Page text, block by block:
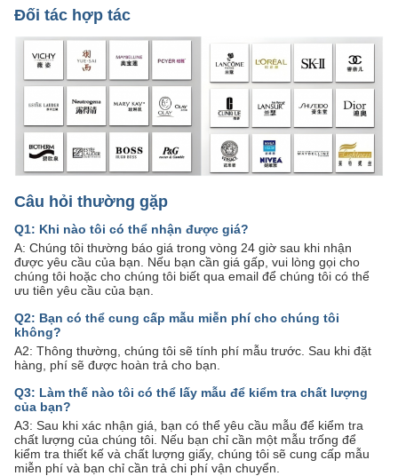
Đối tác hợp tác
Câu hỏi thường gặp
Q1: Khi nào tôi có thể nhận được giá?
A: Chúng tôi thường báo giá trong vòng 24 giờ sau khi nhận
được yêu cầu của bạn. Nếu bạn cần giá gấp, vui lòng gọi cho
chúng tôi hoặc cho chúng tôi biết qua email để chúng tôi có thể
ưu tiên yêu cầu của bạn.
Q2: Bạn có thể cung cấp mẫu miễn phí cho chúng tôi
không?
A2: Thông thường, chúng tôi sẽ tính phí mẫu trước. Sau khi đặt
hàng, phí sẽ được hoàn trả cho bạn.
Q3: Làm thế nào tôi có thể lấy mẫu để kiểm tra chất lượng
của bạn?
A3: Sau khi xác nhận giá, bạn có thể yêu cầu mẫu để kiểm tra
chất lượng của chúng tôi. Nếu bạn chỉ cần một mẫu trống để
kiểm tra thiết kế và chất lượng giấy, chúng tôi sẽ cung cấp mẫu
miễn phí và bạn chỉ cần trả chi phí vận chuyển.